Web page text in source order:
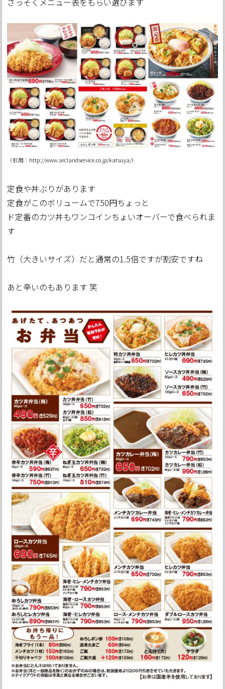
（引用：http://www.arclandservice.co.jp/katsuya/）
定食や丼ぶりがあります
定食がこのボリュームで750円ちょっと
ド定番のカツ丼もワンコインちょいオーバーで食べられま
す
竹（大きいサイズ）だと通常の1.5倍ですが割安ですね
あと辛いのもあります 笑